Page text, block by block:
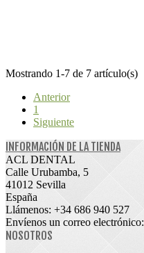
Mostrando 1-7 de 7 artículo(s)
Anterior
1
Siguiente
INFORMACIÓN DE LA TIENDA
ACL DENTAL
Calle Urubamba, 5
41012 Sevilla
España
Llámenos: +34 686 940 527
Envíenos un correo electrónico:
NOSOTROS